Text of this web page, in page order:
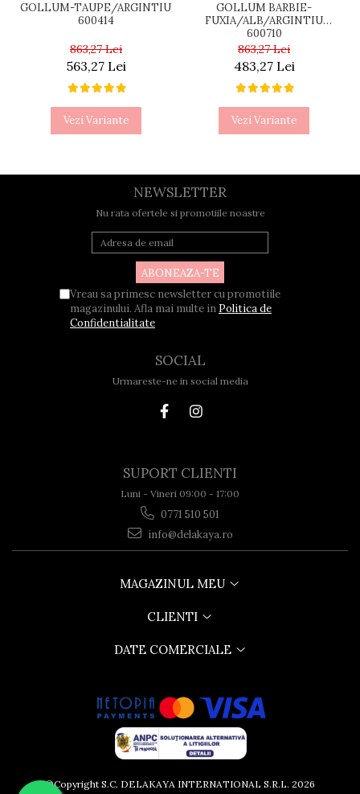
GOLLUM-TAUPE/ARGINTIU
600414
863,27 Lei
563,27 Lei
Vezi Variante
GOLLUM BARBIE-
FUXIA/ALB/ARGINTIU
600710
863,27 Lei
483,27 Lei
Vezi Variante
NEWSLETTER
Nu rata ofertele si promotiile noastre
Vreau sa primesc newsletter cu promotiile
magazinului. Afla mai multe in Politica de
Confidentialitate
SOCIAL
Urmareste-ne in social media
SUPORT CLIENTI
Luni - Vineri 09:00 - 17:00
0771 510 501
info@delakaya.ro
MAGAZINUL MEU
CLIENTI
DATE COMERCIALE
©Copyright S.C. DELAKAYA INTERNATIONAL S.R.L. 2026